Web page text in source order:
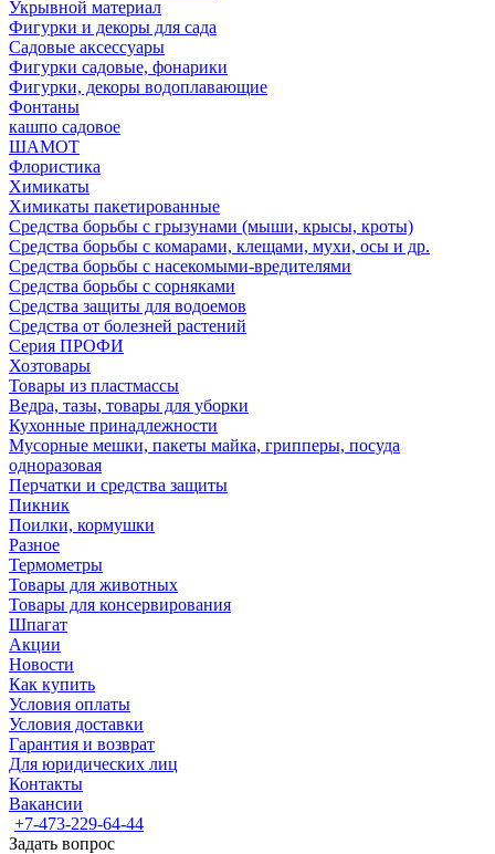
Укрывной материал
Фигурки и декоры для сада
Садовые аксессуары
Фигурки садовые, фонарики
Фигурки, декоры водоплавающие
Фонтаны
кашпо садовое
ШАМОТ
Флористика
Химикаты
Химикаты пакетированные
Средства борьбы с грызунами (мыши, крысы, кроты)
Средства борьбы с комарами, клещами, мухи, осы и др.
Средства борьбы с насекомыми-вредителями
Средства борьбы с сорняками
Средства защиты для водоемов
Средства от болезней растений
Серия ПРОФИ
Хозтовары
Товары из пластмассы
Ведра, тазы, товары для уборки
Кухонные принадлежности
Мусорные мешки, пакеты майка, грипперы, посуда
одноразовая
Перчатки и средства защиты
Пикник
Поилки, кормушки
Разное
Термометры
Товары для животных
Товары для консервирования
Шпагат
Акции
Новости
Как купить
Условия оплаты
Условия доставки
Гарантия и возврат
Для юридических лиц
Контакты
Вакансии
+7-473-229-64-44
Задать вопрос